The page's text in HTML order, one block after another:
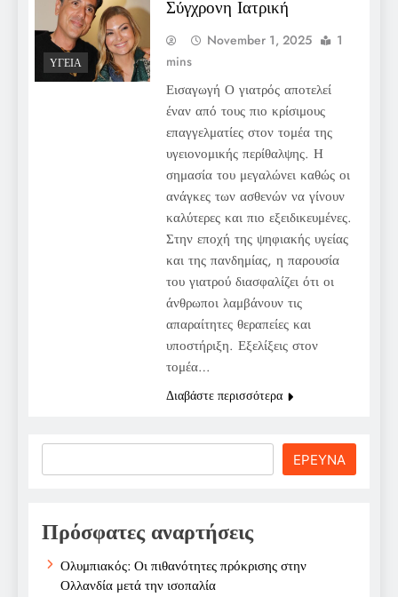
ΥΓΕΊΑ
Σύγχρονη Ιατρική
November 1, 2025
1
mins
Εισαγωγή Ο γιατρός αποτελεί
έναν από τους πιο κρίσιμους
επαγγελματίες στον τομέα της
υγειονομικής περίθαλψης. Η
σημασία του μεγαλώνει καθώς οι
ανάγκες των ασθενών να γίνουν
καλύτερες και πιο εξειδικευμένες.
Στην εποχή της ψηφιακής υγείας
και της πανδημίας, η παρουσία
του γιατρού διασφαλίζει ότι οι
άνθρωποι λαμβάνουν τις
απαραίτητες θεραπείες και
υποστήριξη. Εξελίξεις στον
τομέα…
Διαβάστε περισσότερα
ΕΡΕΥΝΑ
Πρόσφατες αναρτήσεις
Ολυμπιακός: Οι πιθανότητες πρόκρισης στην
Ολλανδία μετά την ισοπαλία